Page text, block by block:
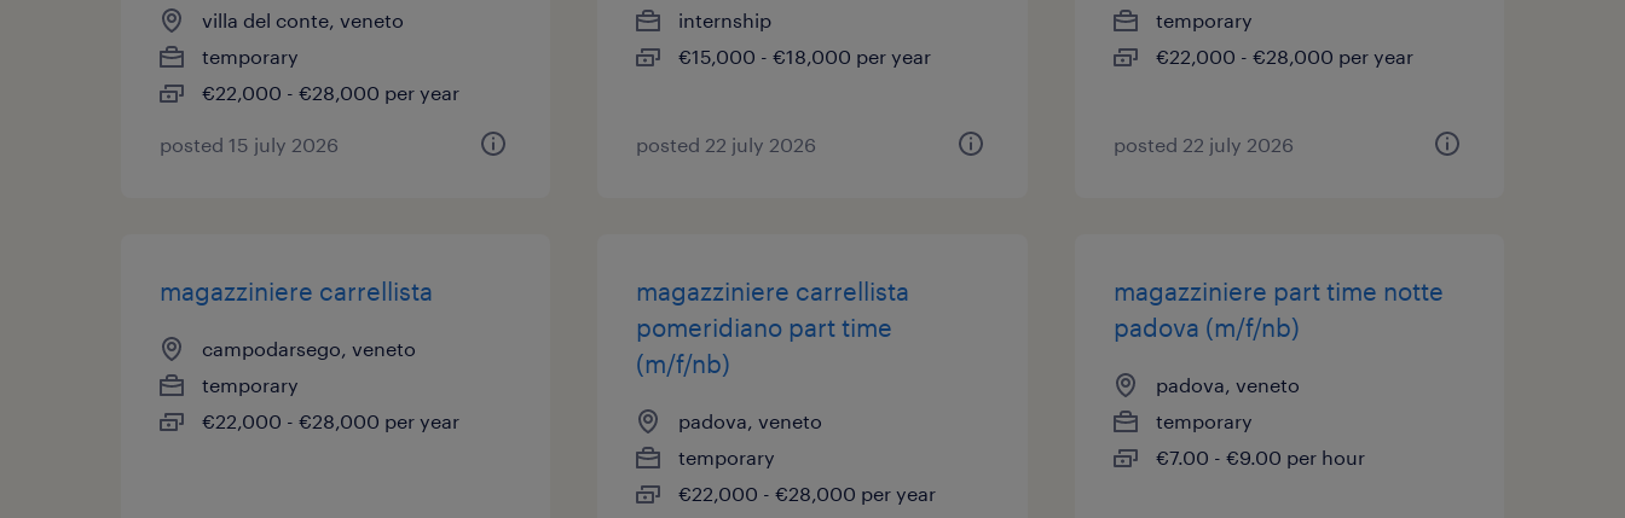
villa del conte, veneto
temporary
€22,000 - €28,000 per year
posted 15 july 2026
internship
€15,000 - €18,000 per year
posted 22 july 2026
temporary
€22,000 - €28,000 per year
posted 22 july 2026
magazziniere carrellista
campodarsego, veneto
temporary
€22,000 - €28,000 per year
magazziniere carrellista
pomeridiano part time
(m/f/nb)
padova, veneto
temporary
€22,000 - €28,000 per year
magazziniere part time notte
padova (m/f/nb)
padova, veneto
temporary
€7.00 - €9.00 per hour